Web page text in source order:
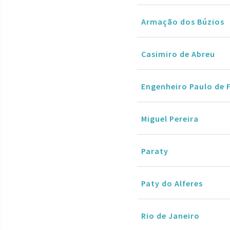
Armação dos Búzios
Casimiro de Abreu
Engenheiro Paulo de
Miguel Pereira
Paraty
Paty do Alferes
Rio de Janeiro